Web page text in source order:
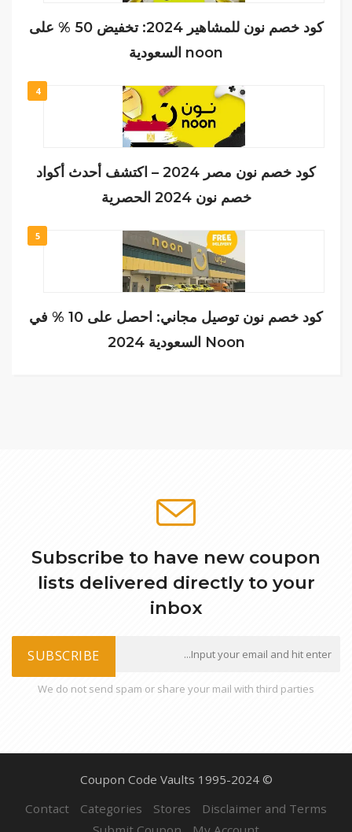
كود خصم نون للمشاهير 2024: تخفيض 50 % على
noon السعودية
4
كود خصم نون مصر 2024 – اكتشف أحدث أكواد
خصم نون 2024 الحصرية
5
كود خصم نون توصيل مجاني: احصل على 10 % في
Noon السعودية 2024
Subscribe to have new coupon
lists delivered directly to your
inbox
SUBSCRIBE
We do not send spam or share your mail with third parties
© Coupon Code Vaults 1995-2024
Disclaimer and Terms
Stores
Categories
Contact